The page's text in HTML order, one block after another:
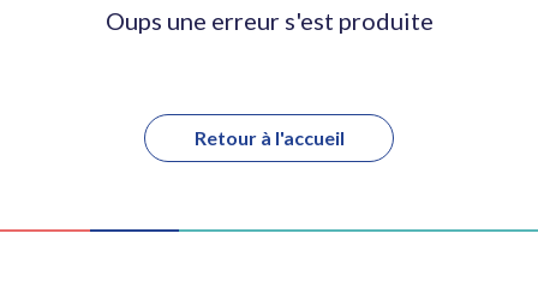
Oups une erreur s'est produite
Retour à l'accueil